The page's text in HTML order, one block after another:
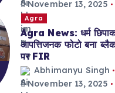
November 13, 2025
Agra
Agra News: धर्म
आपत्तिजनक फोटो बना
पर FIR
Abhimanyu Singh
November 13, 2025